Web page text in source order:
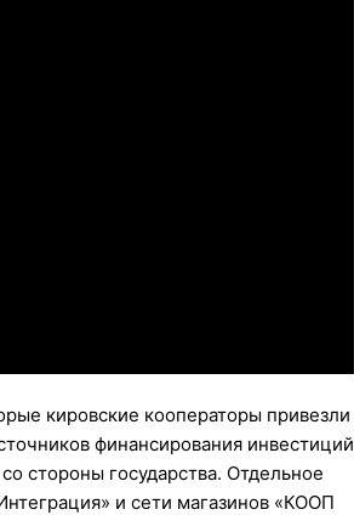
кировские кооператоры привезли
финансирования инвестиций
стороны государства. Отдельное
и сети магазинов «КООП